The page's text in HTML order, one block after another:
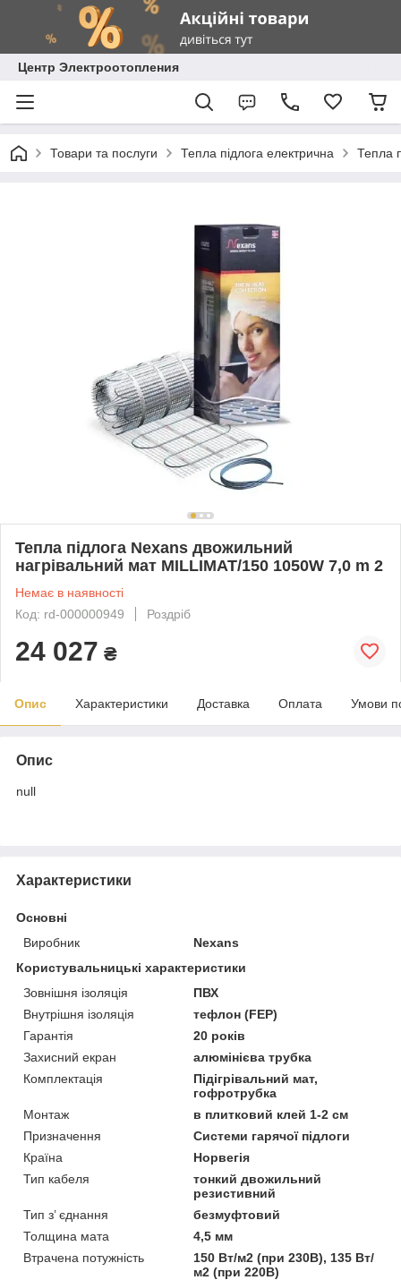
Центр Электроотопления
Товари та послуги Тепла підлога електрична Тепла
Тепла підлога Nexans двожильний
нагрівальний мат MILLIMAT/150 1050W 7,0 m 2
Немає в наявності
Код: rd-000000949
Роздріб
24 027 ₴
Опис Характеристики Доставка Оплата Умови
Опис
null
Характеристики
Основні
Виробник
Nexans
Користувальницькі характеристики
Зовнішня ізоляція
ПВХ
Внутрішня ізоляція
тефлон (FEP)
Гарантія
20 років
Захисний екран
алюмінієва трубка
Комплектація
Підігрівальний мат,
гофротрубка
Монтаж
в плитковий клей 1-2 см
Призначення
Системи гарячої підлоги
Країна
Норвегія
Тип кабеля
тонкий двожильний
резистивний
Тип з’ єднання
безмуфтовий
Толщина мата
4,5 мм
Втрачена потужність
150 Вт/м2 (при 230В), 135 Вт/
м2 (при 220В)